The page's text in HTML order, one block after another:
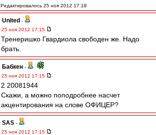
Редактировалось 25 ноя 2012 17:18
United -
25 ноя 2012 17:15
Тренеришко Гвардиола свободен же. Надо
брать.
Бабкен -
25 ноя 2012 17:15
2 20081944
Скажи, а можно поподробнее насчет
акцентирования на слове ОФИЦЕР?
SAS -
25 ноя 2012 17:15